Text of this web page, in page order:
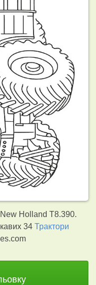
Holland T8.390.
34Трактори